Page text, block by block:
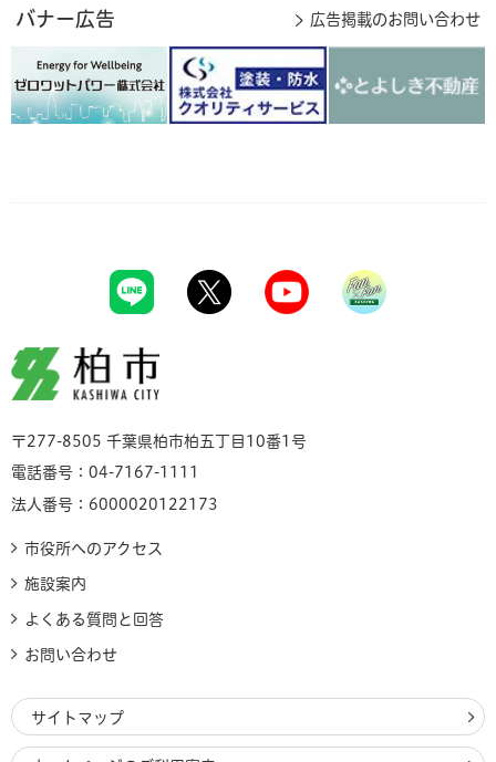
バナー広告 広告掲載のお問い合わせ
柏市
〒277-8505 千葉県柏市柏五丁目10番1号
電話番号：04-7167-1111
法人番号：6000020122173
市役所へのアクセス
施設案内
よくある質問と回答
お問い合わせ
サイトマップ